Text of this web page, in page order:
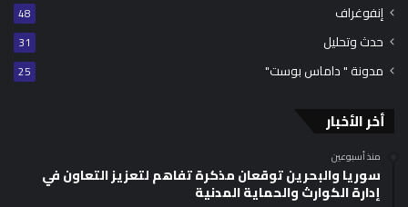
إنفوغراف 48
حدث وتحليل 31
مدونة " داماس بوست" 25
أخر الأخبار
منذ أسبوعين
سوريا والبحرين توقعان مذكرة تفاهم لتعزيز التعاون في
إدارة الكوارث والحماية المدنية